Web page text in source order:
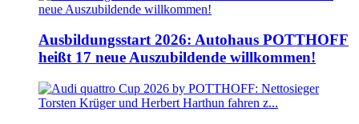
Ausbildungsstart 2026: Autohaus POTTHOFF
heißt 17 neue Auszubildende willkommen!